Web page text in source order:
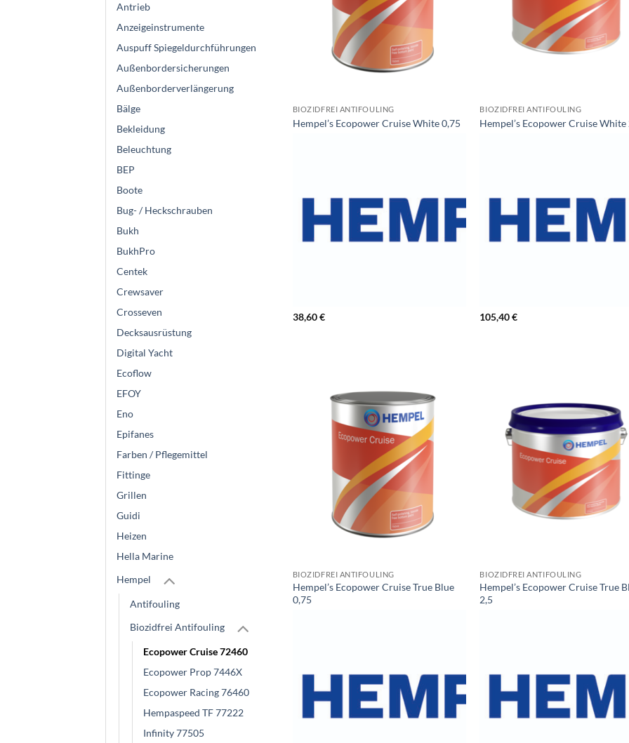
Antrieb
Anzeigeinstrumente
Auspuff Spiegeldurchführungen
Außenbordersicherungen
Außenborderverlängerung
Bälge
Bekleidung
Beleuchtung
BEP
Boote
Bug- / Heckschrauben
Bukh
BukhPro
Centek
Crewsaver
Crosseven
Decksausrüstung
Digital Yacht
Ecoflow
EFOY
Eno
Epifanes
Farben / Pflegemittel
Fittinge
Grillen
Guidi
Heizen
Hella Marine
Hempel
Antifouling
Biozidfrei Antifouling
Ecopower Cruise 72460
Ecopower Prop 7446X
Ecopower Racing 76460
Hempaspeed TF 77222
Infinity 77505
BIOZIDFREI ANTIFOULING
Hempel’s Ecopower Cruise White 0,75
38,60€
BIOZIDFREI ANTIFOULING
Hempel’s Ecopower Cruise White
105,40€
BIOZIDFREI ANTIFOULING
Hempel’s Ecopower Cruise True Blue
0,75
BIOZIDFREI ANTIFOULING
Hempel’s Ecopower Cruise True
2,5